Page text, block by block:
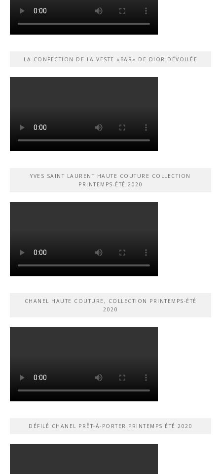
LA CONFECTION DE LA VESTE «BAR» DE DIOR DÉVOILÉE
YVES SAINT LAURENT HAUTE COUTURE COLLECTION
PRINTEMPS-ÉTÉ 2020
CHANEL HAUTE COUTURE, COLLECTION PRINTEMPS-ÉTÉ
2020
DÉFILÉ CHANEL PRÊT-À-PORTER PRINTEMPS ÉTÉ 2020